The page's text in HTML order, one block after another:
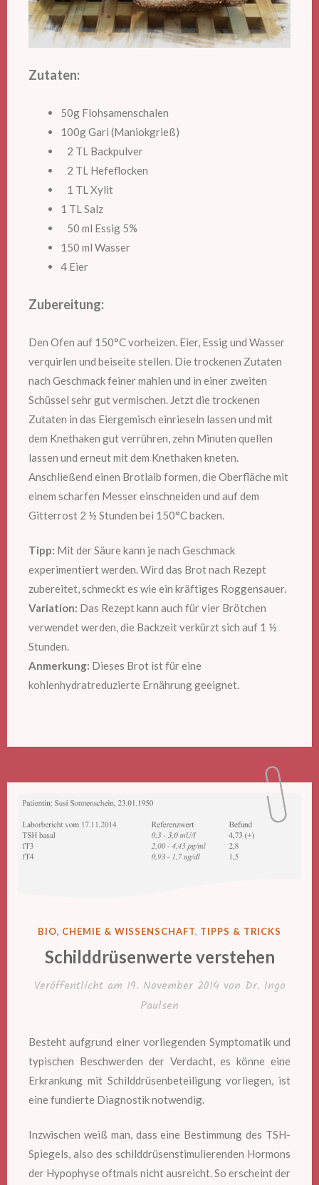
Zutaten:
50g Flohsamenschalen
100g Gari (Maniokgrieß)
2 TL Backpulver
2 TL Hefeflocken
1 TL Xylit
1 TL Salz
50 ml Essig 5%
150 ml Wasser
4 Eier
Zubereitung:
Den Ofen auf 150°C vorheizen. Eier, Essig und Wasser
verquirlen und beiseite stellen. Die trockenen Zutaten
nach Geschmack feiner mahlen und in einer zweiten
Schüssel sehr gut vermischen. Jetzt die trockenen
Zutaten in das Eiergemisch einrieseln lassen und mit
dem Knethaken gut verrühren, zehn Minuten quellen
lassen und erneut mit dem Knethaken kneten.
Anschließend einen Brotlaib formen, die Oberfläche mit
einem scharfen Messer einschneiden und auf dem
Gitterrost 2 ½ Stunden bei 150°C backen.
Tipp: Mit der Säure kann je nach Geschmack
experimentiert werden. Wird das Brot nach Rezept
zubereitet, schmeckt es wie ein kräftiges Roggensauer.
Variation: Das Rezept kann auch für vier Brötchen
verwendet werden, die Backzeit verkürzt sich auf 1 ½
Stunden.
Anmerkung: Dieses Brot ist für eine
kohlenhydratreduzierte Ernährung geeignet.
VERÖFFENTLICHT
BIO, CHEMIE & WISSENSCHAFT, TIPPS & TRICKS
Schilddrüsenwerte verstehen
Veröffentlicht am 19. November 2014 von Dr. Ingo
Paulsen
Besteht aufgrund einer vorliegenden Symptomatik und
typischen Beschwerden der Verdacht, es könne eine
Erkrankung mit Schilddrüsenbeteiligung vorliegen, ist
eine fundierte Diagnostik notwendig.
Inzwischen weiß man, dass eine Bestimmung des TSH-
Spiegels, also des schilddrüsenstimulierenden Hormons
der Hypophyse oftmals nicht ausreicht. So erscheint der